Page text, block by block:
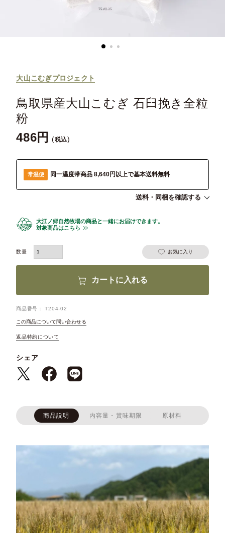
大山こむぎプロジェクト
鳥取県産大山こむぎ 石臼挽き全粒
粉
486 税込
常温便 同一温度帯商品 8,640円以上で基本送料無料
送料・同梱を確認する
大江ノ郷自然牧場の商品と一緒にお届けできます。
対象商品はこちら
お気に入り
カートに入れる
商品番号 T204-02
この商品について問い合わせる
返品特約について
シェア
商品説明 内容量・賞味期限 原材料